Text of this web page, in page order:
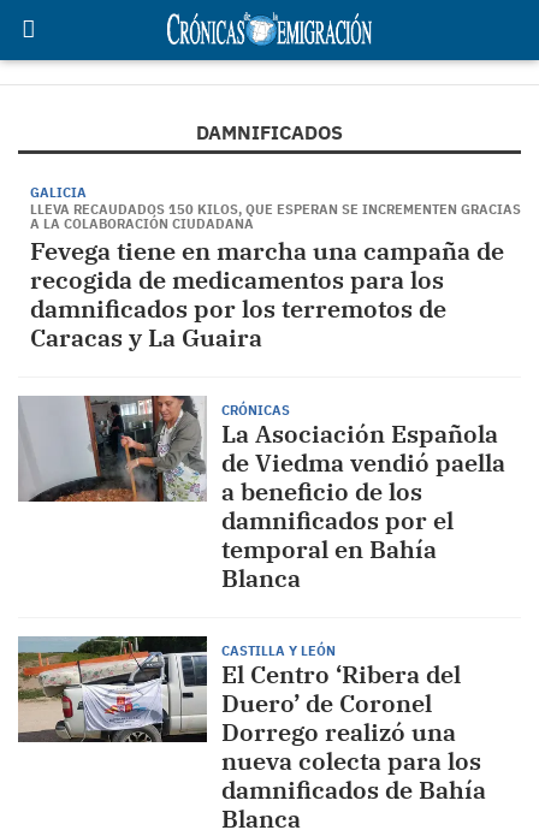
DAMNIFICADOS
GALICIA
LLEVA RECAUDADOS 150 KILOS, QUE ESPERAN SE INCREMENTEN GRACIAS
A LA COLABORACIÓN CIUDADANA
Fevega tiene en marcha una campaña de
recogida de medicamentos para los
damnificados por los terremotos de
Caracas y La Guaira
CRÓNICAS
La Asociación Española
de Viedma vendió paella
a beneficio de los
damnificados por el
temporal en Bahía
Blanca
CASTILLA Y LEÓN
El Centro ‘Ribera del
Duero’ de Coronel
Dorrego realizó una
nueva colecta para los
damnificados de Bahía
Blanca